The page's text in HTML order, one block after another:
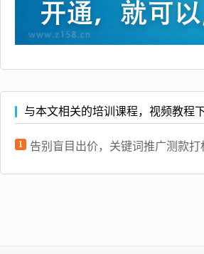
与本文相关的培训课程，视频教程
1 告别盲目出价，关键词推广测款